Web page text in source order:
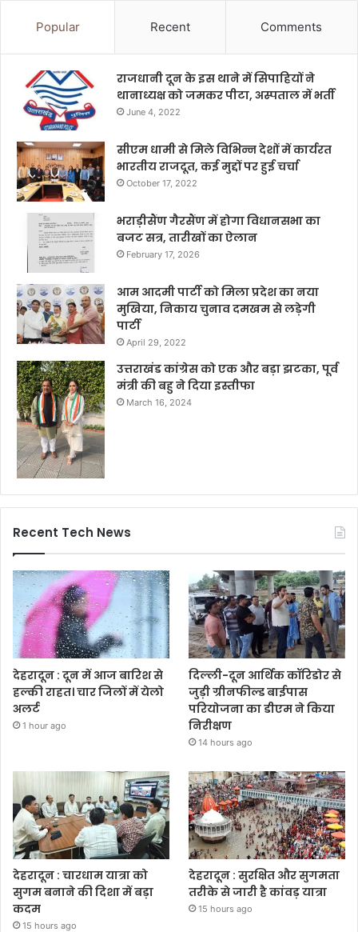
Popular Recent Comments
राजधानी दून के इस थाने में सिपाहियों ने
थानाध्यक्ष को जमकर पीटा, अस्पताल में भर्ती
June 4, 2022
सीएम धामी से मिले विभिन्न देशों में कार्यरत
भारतीय राजदूत, कई मुद्दों पर हुई चर्चा
October 17, 2022
भराड़ीसैंण गैरसैंण में होगा विधानसभा का
बजट सत्र, तारीखों का ऐलान
February 17, 2026
आम आदमी पार्टी को मिला प्रदेश का नया
मुखिया, निकाय चुनाव दमखम से लड़ेगी
पार्टी
April 29, 2022
उत्तराखंड कांग्रेस को एक और बड़ा झटका, पूर्व
मंत्री की बहु ने दिया इस्तीफा
March 16, 2024
Recent Tech News
देहरादून : दून में आज बारिश से
हल्की राहत। चार जिलों में येलो
अलर्ट
1 hour ago
दिल्ली-दून आर्थिक कॉरिडोर से
जुड़ी ग्रीनफील्ड बाईपास
परियोजना का डीएम ने किया
निरीक्षण
14 hours ago
देहरादून : चारधाम यात्रा को
सुगम बनाने की दिशा में बड़ा
कदम
15 hours ago
देहरादून : सुरक्षित और सुगमता
तरीके से जारी है कांवड़ यात्रा
15 hours ago